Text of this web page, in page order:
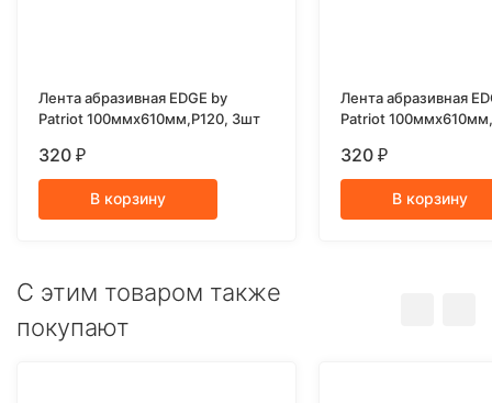
Лента абразивная EDGE by
Patriot 100ммх610мм,Р120, 3шт
320 ₽
В корзину
Лента абразивная
Patriot
320 ₽
В корзину
C этим товаром также
покупают